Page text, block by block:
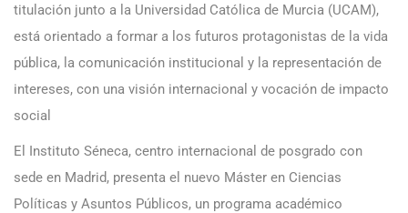
titulación junto a la Universidad Católica de Murcia (UCAM),
está orientado a formar a los futuros protagonistas de la vida
pública, la comunicación institucional y la representación de
intereses, con una visión internacional y vocación de impacto
social
El Instituto Séneca, centro internacional de posgrado con
sede en Madrid, presenta el nuevo Máster en Ciencias
Políticas y Asuntos Públicos, un programa académico